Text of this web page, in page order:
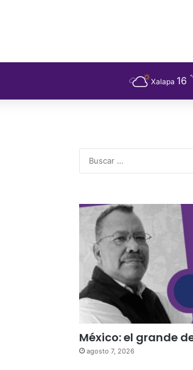
Xalapa 16
México: el grande
agosto 7, 2026